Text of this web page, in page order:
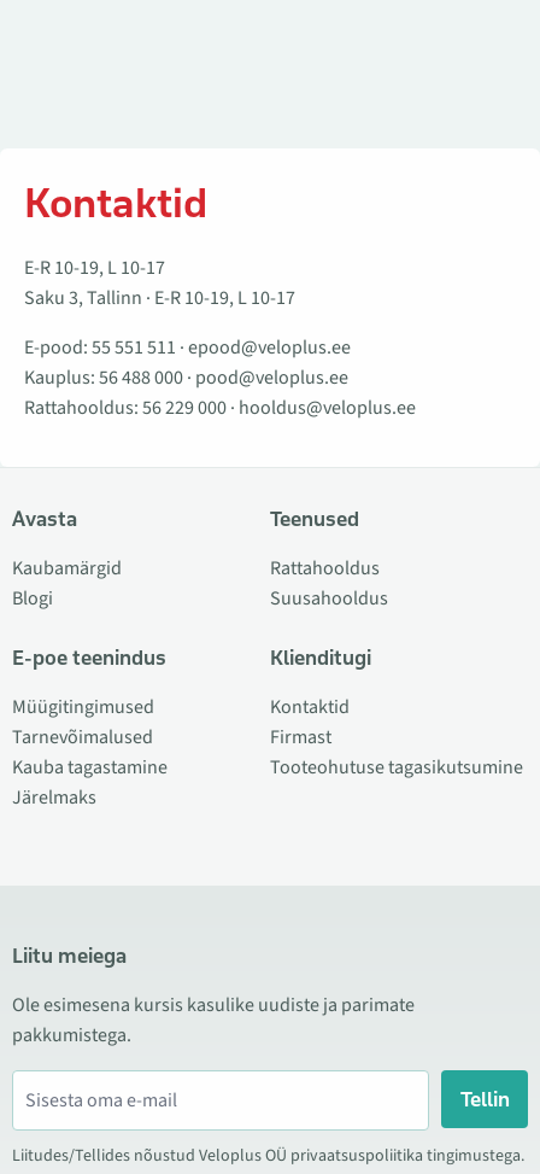
Kontaktid
E-R 10-19, L 10-17
Saku 3, Tallinn · E-R 10-19, L 10-17
E-pood:55 551 511 ·epood@veloplus.ee
Kauplus:56 488 000· pood@veloplus.ee
Rattahooldus:56 229 000· hooldus@veloplus.ee
Avasta
Kaubamärgid
Blogi
E-poe teenindus
Müügitingimused
Tarnevõimalused
Kauba tagastamine
Järelmaks
Teenused
Rattahooldus
Suusahooldus
Klienditugi
Kontaktid
Firmast
Tooteohutuse tagasikutsumine
Liitu meiega
Ole esimesena kursis kasulike uudiste ja parimate
pakkumistega.
Tellin
Liitudes/Tellides nõustud Veloplus OÜ privaatsuspoliitika tingimustega.